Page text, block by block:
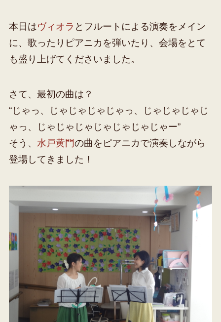
本日はヴィオラ とフルートによる演奏をメイン
に、歌ったりピアニカを弾いたり、会場をとて
も盛り上げてくださいました。
さて、最初の曲は？
“じゃっ、じゃじゃじゃじゃっ、じゃじゃじゃじ
ゃっ、じゃじゃじゃじゃじゃじゃじゃー”
そう、 水戸黄門の曲をピアニカで演奏しながら
登場してきました！